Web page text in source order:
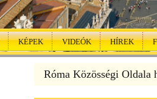
KÉPEK VIDEÓK HÍREK
Róma Közösségi Oldala